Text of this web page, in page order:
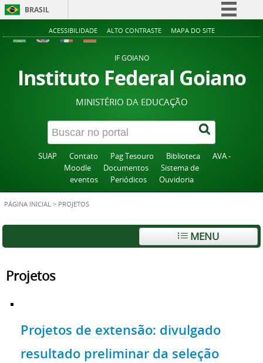
BRASIL
Simplifique!
Acesso à informação
Legislação
Canais
ACESSIBILIDADE ALTO CONTRASTE MAPA DO SITE
IF GOIANO
Instituto Federal Goiano
MINISTÉRIO DA EDUCAÇÃO
SUAP Contato Pag Tesouro Biblioteca
AVA -
Moodle
Documentos
Sistema de
eventos
Periódicos Ouvidoria
PÁGINA INICIAL > PROJETOS
MENU
Projetos
Projetos de extensão: divulgado
resultado preliminar da seleção